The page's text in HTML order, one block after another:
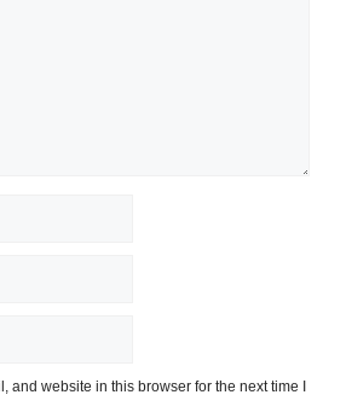
and website in this browser for the next time I